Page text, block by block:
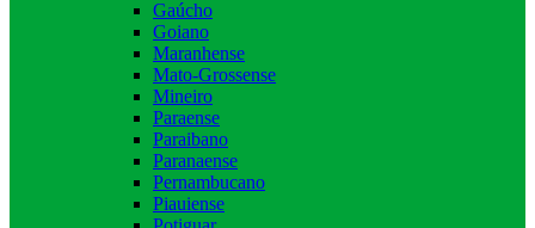
Gaúcho
Goiano
Maranhense
Mato-Grossense
Mineiro
Paraense
Paraibano
Paranaense
Pernambucano
Piauiense